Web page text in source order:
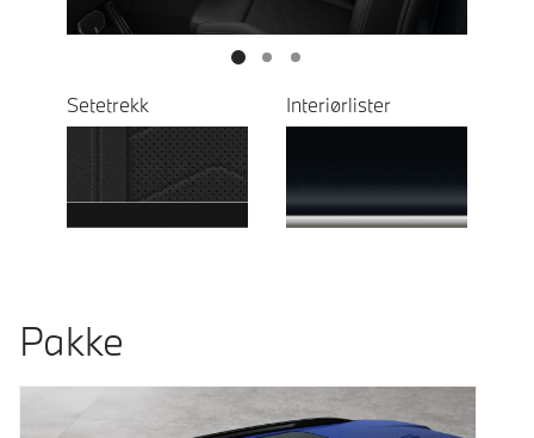
Setetrekk Interiørlister
Pakke